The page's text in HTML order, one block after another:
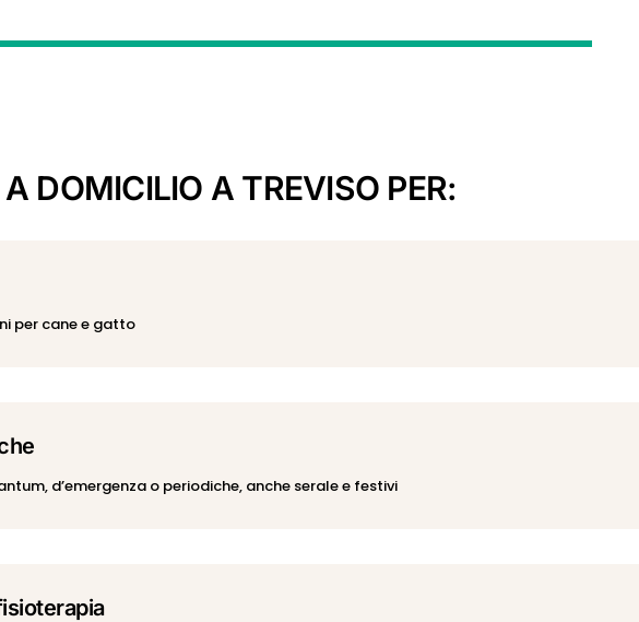
DOMICILIO A TREVISO PER:
per cane e gatto
d’emergenza o periodiche, anche serale e festivi